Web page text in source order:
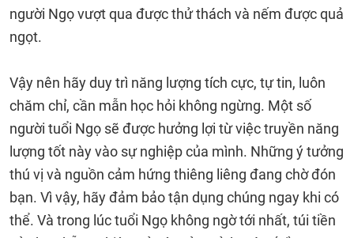
người Ngọ vượt qua được thử thách và nếm được quả
ngọt.
Vậy nên hãy duy trì năng lượng tích cực, tự tin, luôn
chăm chỉ, cần mẫn học hỏi không ngừng. Một số
người tuổi Ngọ sẽ được hưởng lợi từ việc truyền năng
lượng tốt này vào sự nghiệp của mình. Những ý tưởng
thú vị và nguồn cảm hứng thiêng liêng đang chờ đón
bạn. Vì vậy, hãy đảm bảo tận dụng chúng ngay khi có
thể. Và trong lúc tuổi Ngọ không ngờ tới nhất, túi tiền